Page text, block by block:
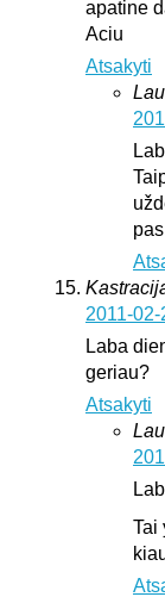
apatine
Aciu
Atsakyti
2011-
Laba
geriau?
Atsakyti
Tai